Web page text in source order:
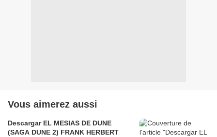
Vous aimerez aussi
Descargar EL MESIAS DE DUNE
(SAGA DUNE 2) FRANK HERBERT